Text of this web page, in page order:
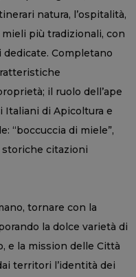
natura, l’ospitalità,
più tradizionali, con
Completano
il ruolo dell’ape
Italiani di Apicoltura e
“boccuccia di miele”,
citazioni
tornare con la
la dolce varietà di
e la mission delle Città
territori l’identità dei